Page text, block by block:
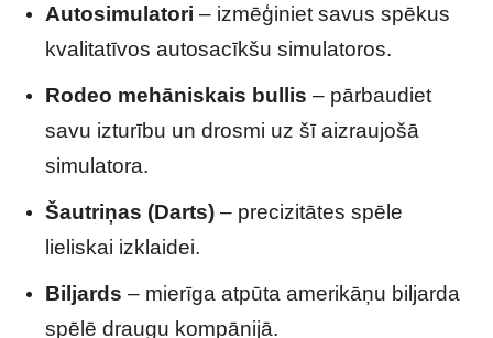
Autosimulatori – izmēģiniet savus spēkus
kvalitatīvos autosacīkšu simulatoros.
Rodeo mehāniskais bullis – pārbaudiet
savu izturību un drosmi uz šī aizraujošā
simulatora.
Šautriņas (Darts) – precizitātes spēle
lieliskai izklaidei.
Biljards – mierīga atpūta amerikāņu biljarda
spēlē draugu kompānijā.